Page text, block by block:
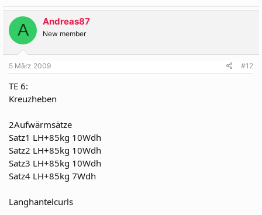
A Andreas87
New member
5 März 2009 #12
TE 6:
Kreuzheben
2Aufwärmsätze
Satz1 LH+85kg 10Wdh
Satz2 LH+85kg 10Wdh
Satz3 LH+85kg 10Wdh
Satz4 LH+85kg 7Wdh
Langhantelcurls